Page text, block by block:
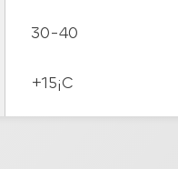
30-40
+15¡C